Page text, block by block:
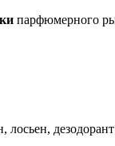
парфюмерного